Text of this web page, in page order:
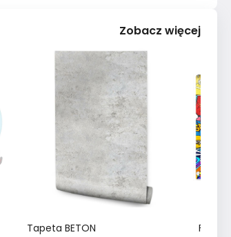
Zobacz więcej
Tapeta BETON